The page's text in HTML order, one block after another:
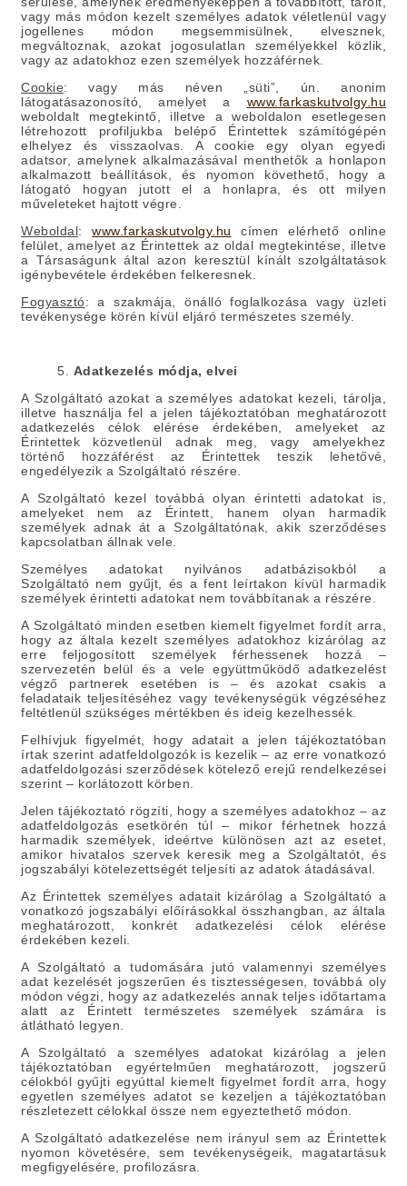
vagy más módon kezelt személyes adatok véletlenül vagy
jogellenes módon megsemmisülnek, elvesznek,
megváltoznak, azokat jogosulatlan személyekkel közlik,
vagy az adatokhoz ezen személyek hozzáférnek.
Cookie: vagy más néven „süti”, ún. anonim
látogatásazonosító, amelyet a www.farkaskutvolgy.hu
weboldalt megtekintő, illetve a weboldalon esetlegesen
létrehozott profiljukba belépő Érintettek számítógépén
elhelyez és visszaolvas. A cookie egy olyan egyedi
adatsor, amelynek alkalmazásával menthetők a honlapon
alkalmazott beállítások, és nyomon követhető, hogy a
látogató hogyan jutott el a honlapra, és ott milyen
műveleteket hajtott végre.
Weboldal: www.farkaskutvolgy.hu
címen elérhető online
felület, amelyet az Érintettek az oldal megtekintése, illetve
a Társaságunk által azon keresztül kínált szolgáltatások
igénybevétele érdekében felkeresnek.
Fogyasztó: a szakmája, önálló foglalkozása vagy üzleti
tevékenysége körén kívül eljáró természetes személy.
5. Adatkezelés módja, elvei
A Szolgáltató azokat a személyes adatokat kezeli, tárolja,
illetve használja fel a jelen tájékoztatóban meghatározott
adatkezelés célok elérése érdekében, amelyeket az
Érintettek közvetlenül adnak meg, vagy amelyekhez
történő hozzáférést az Érintettek teszik lehetővé,
engedélyezik a Szolgáltató részére.
A Szolgáltató kezel továbbá olyan érintetti adatokat is,
amelyeket nem az Érintett, hanem olyan harmadik
személyek adnak át a Szolgáltatónak, akik szerződéses
kapcsolatban állnak vele.
Személyes adatokat nyilvános adatbázisokból a
Szolgáltató nem gyűjt, és a fent leírtakon kívül harmadik
személyek érintetti adatokat nem továbbítanak a részére.
A Szolgáltató minden esetben kiemelt figyelmet fordít arra,
hogy az általa kezelt személyes adatokhoz kizárólag az
erre feljogosított személyek férhessenek hozzá –
szervezetén belül és a vele együttműködő adatkezelést
végző partnerek esetében is – és azokat csakis a
feladataik teljesítéséhez vagy tevékenységük végzéséhez
feltétlenül szükséges mértékben és ideig kezelhessék.
Felhívjuk figyelmét, hogy adatait a jelen tájékoztatóban
írtak szerint adatfeldolgozók is kezelik – az erre vonatkozó
adatfeldolgozási szerződések kötelező erejű rendelkezései
szerint – korlátozott körben.
Jelen tájékoztató rögzíti, hogy a személyes adatokhoz – az
adatfeldolgozás esetkörén túl – mikor férhetnek hozzá
harmadik személyek, ideértve különösen azt az esetet,
amikor hivatalos szervek keresik meg a Szolgáltatót, és
jogszabályi kötelezettségét teljesíti az adatok átadásával.
Az Érintettek személyes adatait kizárólag a Szolgáltató a
vonatkozó jogszabályi előírásokkal összhangban, az általa
meghatározott, konkrét adatkezelési célok elérése
érdekében kezeli.
A Szolgáltató a tudomására jutó valamennyi személyes
adat kezelését jogszerűen és tisztességesen, továbbá oly
módon végzi, hogy az adatkezelés annak teljes időtartama
alatt az Érintett természetes személyek számára is
átlátható legyen.
A Szolgáltató a személyes adatokat kizárólag a jelen
tájékoztatóban egyértelműen meghatározott, jogszerű
célokból gyűjti egyúttal kiemelt figyelmet fordít arra, hogy
egyetlen személyes adatot se kezeljen a tájékoztatóban
részletezett célokkal össze nem egyeztethető módon.
A Szolgáltató adatkezelése nem irányul sem az Érintettek
nyomon követésére, sem tevékenységeik, magatartásuk
megfigyelésére, profilozásra.